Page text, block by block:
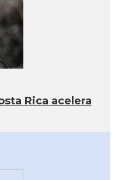
Rica acelera